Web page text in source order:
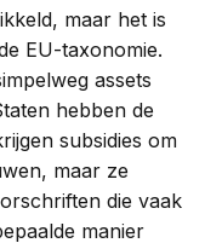
maar het is
EU-taxonomie.
assets
hebben de
subsidies om
maar ze
die vaak
manier